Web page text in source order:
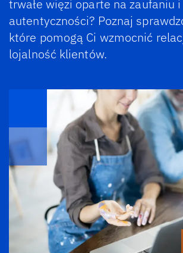
trwałe więzi oparte na zaufaniu i
autentyczności? Poznaj
które pomogą Ci wzmocnić
lojalność klientów.